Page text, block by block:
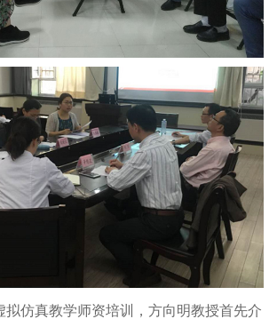
拟仿真教学师资培训，方向明教授首先介